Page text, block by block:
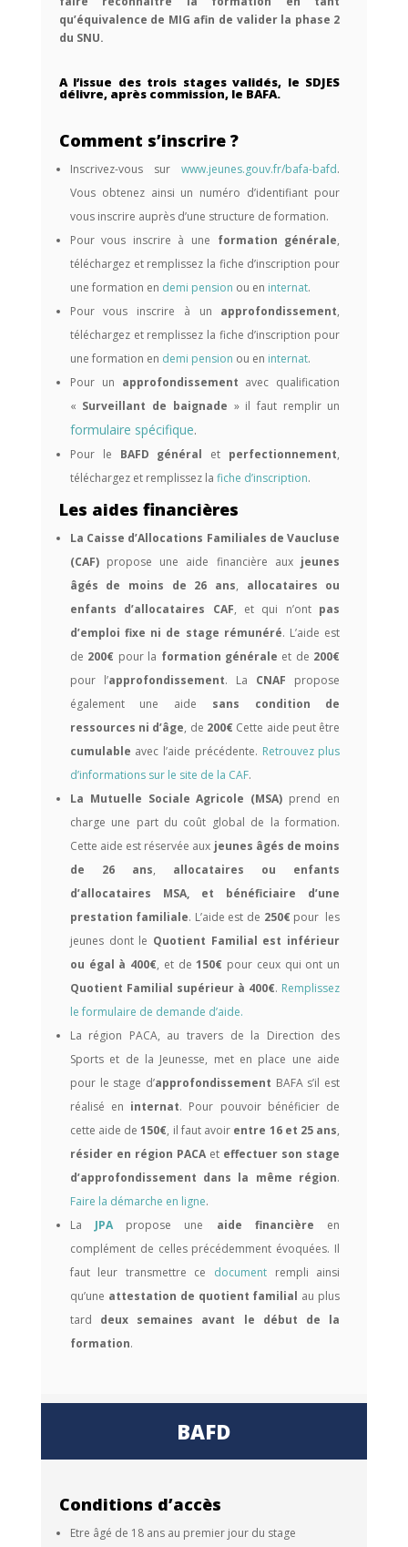
qu’équivalence de MIG afin de valider la phase 2
du SNU.
A l’issue des trois stages validés, le SDJES
délivre, après commission, le BAFA.
Comment s’inscrire ?
Inscrivez-vous surwww.jeunes.gouv.fr/bafa-bafd.
Vous obtenez ainsi un numéro d’identifiant pour
vous inscrire auprès d’une structure de formation.
Pour vous inscrire à une formation générale,
téléchargez et remplissez la fiche d’inscription pour
une formation en demi pension ou en internat.
Pour vous inscrire à un approfondissement,
téléchargez et remplissez la fiche d’inscription pour
une formation en demi pension ou en internat.
Pour un approfondissement avec qualification
« Surveillant de baignade » il faut remplir un
formulaire spécifique.
Pour le BAFD général et perfectionnement,
téléchargez et remplissez la fiche d’inscription.
Les aides financières
La Caisse d’Allocations Familiales de Vaucluse
(CAF)propose une aide financière aux jeunes
âgés de moins de 26 ans, allocataires ou
enfants d’allocataires CAF, et qui n’ont pas
d’emploi fixe ni de stage rémunéré. L’aide est
de 200€ pour la formation générale et de 200€
pour l’approfondissement. La CNAF
propose
également une aide sans condition de
ressources ni d’âge, de 200€ Cette aide peut être
cumulable avec l’aide précédente. Retrouvez plus
d’informations sur le site de la CAF.
La Mutuelle Sociale Agricole (MSA) prend en
charge une part du coût global de la formation.
Cette aide est réservée aux jeunes âgés de moins
de 26 ans, allocataires ou enfants
d’allocataires MSA, et bénéficiaire d’une
prestation familiale. L’aide est de 250€ pour les
jeunes dont le Quotient Familial est inférieur
ou égal à 400€, et de150€ pour ceux qui ont un
Quotient Familial supérieur à 400€. Remplissez
le formulaire de demande d’aide.
La région PACA, au travers de la Direction des
Sports et de la Jeunesse, met en place une aide
pour le stage d’approfondissement BAFA s’il est
réalisé en internat. Pour pouvoir bénéficier de
cette aide de150€, il faut avoir entre 16 et 25 ans,
résider en région PACAet effectuer son stage
d’approfondissement dans la même région.
Faire la démarche en ligne.
La JPA propose une aide financière en
complément de celles précédemment évoquées. Il
faut leur transmettre ce document rempli ainsi
qu’une attestation de quotient familial au plus
tard deux semaines avant le début de la
formation.
BAFD
Conditions d’accès
Etre âgé de 18 ans au premier jour du stage